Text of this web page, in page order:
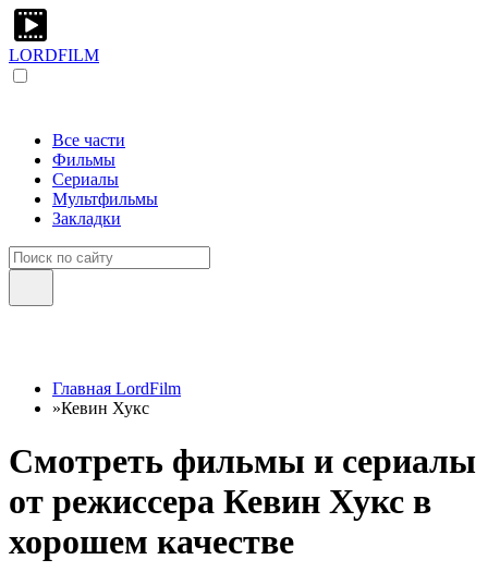
LORDFILM
Все части
Фильмы
Сериалы
Мультфильмы
Закладки
Главная LordFilm
»Кевин Хукс
Смотреть фильмы и сериалы
от режиссера Кевин Хукс в
хорошем качестве